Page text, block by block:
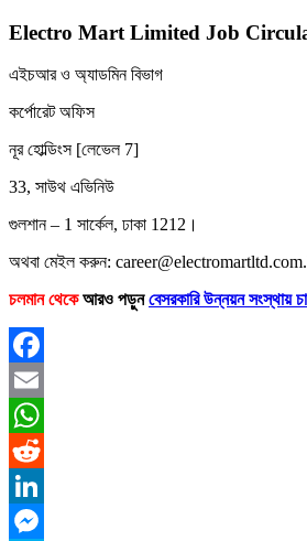
Electro Mart Limited Job
এইচআর ও অ্যাডমিন বিভাগ
কর্পোরেট অফিস
নূর হোল্ডিংস [লেভেল 7]
33, সাউথ এভিনিউ
গুলশান – 1 সার্কেল, ঢাকা 1212।
অথবা মেইল ​​করুন:
চলমান থেকেআরও পড়ুনবেসরকারি উন্নয়ন সংস্থায়
Facebook
Email
WhatsApp
Reddit
LinkedIn